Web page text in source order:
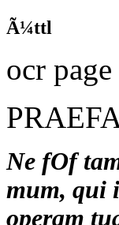
Ã¼ttl
ocr page
Ne fOf
mum, qui
operam